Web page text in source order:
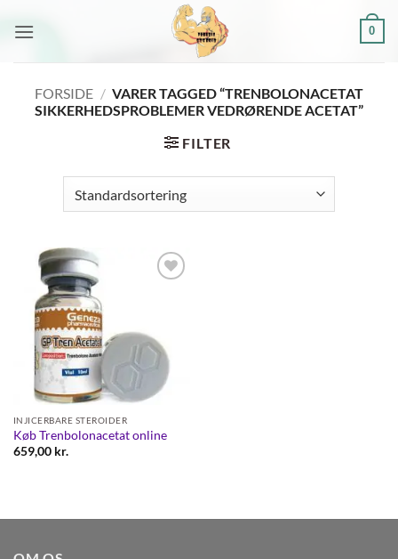
0
FORSIDE / VARER TAGGED “TRENBOLONACETAT
SIKKERHEDSPROBLEMER VEDRØRENDE ACETAT”
FILTER
INJICERBARE STEROIDER
Køb Trenbolonacetat online
659,00 kr.